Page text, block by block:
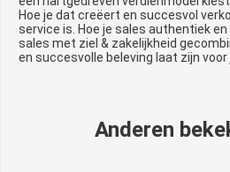
Hoe je dat creëert en succesvol
service is. Hoe je sales authentiek
sales met ziel & zakelijkheid
en succesvolle beleving laat zijn voor
Anderen